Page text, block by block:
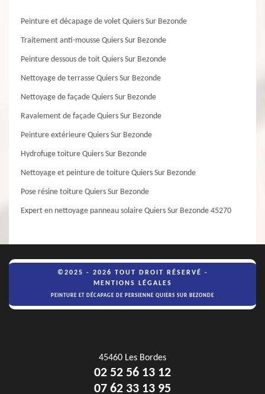
Peinture et décapage de volet Quiers Sur Bezonde
Traitement anti-mousse Quiers Sur Bezonde
Peinture dessous de toit Quiers Sur Bezonde
Nettoyage de terrasse Quiers Sur Bezonde
Nettoyage de façade Quiers Sur Bezonde
Ravalement de façade Quiers Sur Bezonde
Peinture extérieure Quiers Sur Bezonde
Hydrofuge toiture Quiers Sur Bezonde
Nettoyage et peinture de toiture Quiers Sur Bezonde
Pose résine toiture Quiers Sur Bezonde
Expert en nettoyage panneau solaire Quiers Sur Bezonde 45270
©2025 - 2026 TOUT DROIT RÉSERVÉ -
MENTIONS LÉGALES
PEINTURE ET DÉCAPAGE DE PERSIENNE QUIERS SUR BEZONDE
45460 Les Bordes
02 52 56 13 12
07 62 33 13 95